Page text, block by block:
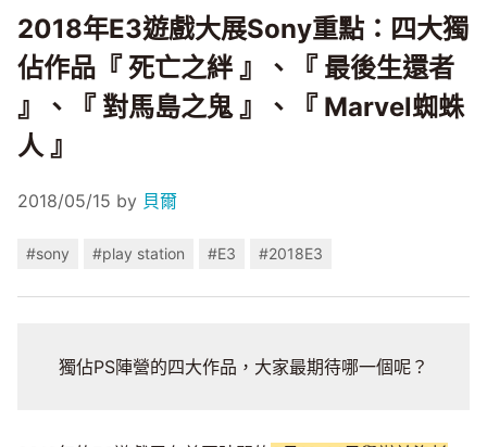
2018年E3遊戲大展Sony重點：四大獨
佔作品『 死亡之絆 』、『 最後生還者
』、『 對馬島之鬼 』、『 Marvel蜘蛛
人 』
2018/05/15 by 貝爾
#sony #play station #E3 #2018E3
獨佔PS陣營的四大作品，大家最期待哪一個呢？